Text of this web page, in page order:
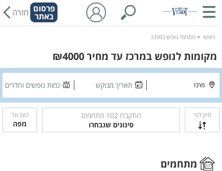
פרסום
באתר חזרה
ראשי מתחמי נופש במרכז
מקומות לנופש במרכז עד מחיר ₪4000
תאריך מבוקש כמות נופשים וחדרים
מיון לפי התקבלו102 מתחמים
סינונים שנבחרו
הצג על
מפה
מתחמים